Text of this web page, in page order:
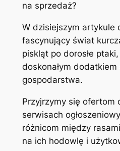
na sprzedaż?
W dzisiejszym artykule
fascynujący świat
piskląt po dorosłe
doskonałym
gospodarstwa.
Przyjrzymy się ofertom
serwisach
różnicom między
na ich hodowlę i